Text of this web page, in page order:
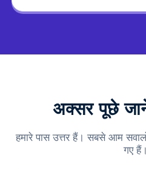
अक्सर पूछे
हमारे पास उत्तर हैं। सबसे आम
गए हैं।